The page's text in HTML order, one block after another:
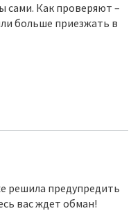
сами. Как проверяют –
больше приезжать в
решила предупредить
вас ждет обман!